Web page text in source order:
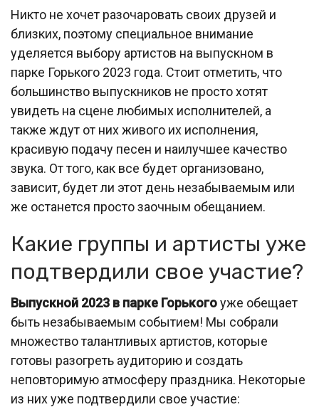
Никто не хочет разочаровать своих друзей и
близких, поэтому специальное внимание
уделяется выбору артистов на выпускном в
парке Горького 2023 года. Стоит отметить, что
большинство выпускников не просто хотят
увидеть на сцене любимых исполнителей, а
также ждут от них живого их исполнения,
красивую подачу песен и наилучшее качество
звука. От того, как все будет организовано,
зависит, будет ли этот день незабываемым или
же останется просто заочным обещанием.
Какие группы и артисты уже
подтвердили свое участие?
Выпускной 2023 в парке Горькогоуже обещает
быть незабываемым событием! Мы собрали
множество талантливых артистов, которые
готовы разогреть аудиторию и создать
неповторимую атмосферу праздника. Некоторые
из них уже подтвердили свое участие: